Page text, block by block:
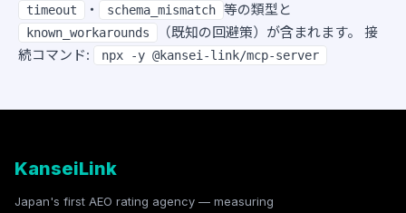
timeout ・ schema_mismatch 等の類型と
known_workarounds
（既知の回避策）が含まれます。 接
続コマンド:
npx -y @kansei-link/mcp-server
KanseiLink
Japan's first AEO rating agency — measuring